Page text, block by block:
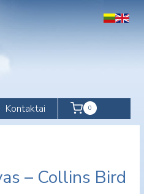
Kontaktai 0
– Collins Bird